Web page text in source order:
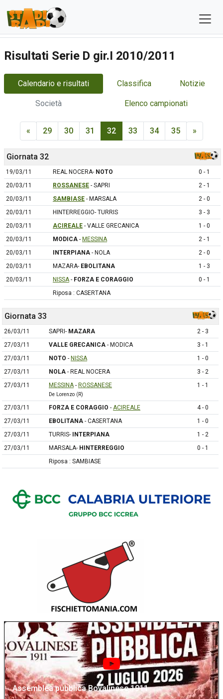
Risultati Serie D gir.I 2010/2011
Calendario e risultati Classifica Notizie
Società Elenco campionati
« 29 30 31 32 33 34 35 »
Giornata 32
19/03/11 REAL NOCERA- NOTO
0 - 1
20/03/11
ROSSANESE - SAPRI
2 - 1
20/03/11
SAMBIASE - MARSALA
2 - 0
20/03/11
HINTERREGGIO- TURRIS
3 - 3
20/03/11
ACIREALE - VALLE GRECANICA
1 - 0
20/03/11
MODICA - MESSINA
2 - 1
20/03/11
INTERPIANA - NOLA
2 - 0
20/03/11
MAZARA- EBOLITANA
1 - 3
20/03/11
NISSA- FORZA E CORAGGIO
0 - 1
Riposa : CASERTANA
Giornata 33
26/03/11 SAPRI- MAZARA
2 - 3
27/03/11
VALLE GRECANICA - MODICA
3 - 1
27/03/11
NOTO - NISSA
1 - 0
27/03/11
NOLA - REAL NOCERA
3 - 2
27/03/11
MESSINA- ROSSANESE
De Lorenzo (R)
1 - 1
27/03/11 FORZA E CORAGGIO - ACIREALE
4 - 0
27/03/11
EBOLITANA - CASERTANA
1 - 0
27/03/11
TURRIS- INTERPIANA
1 - 2
27/03/11
MARSALA- HINTERREGGIO
0 - 1
Riposa : SAMBIASE
Assemblea pubblica Bovalinese 1911